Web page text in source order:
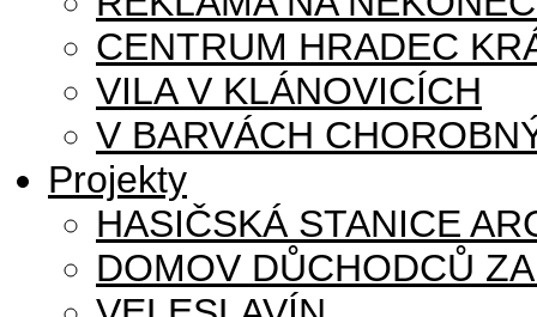
CENTRUM HRADEC
VILA V KLÁNOVICÍCH
V BARVÁCH
Projekty
HASIČSKÁ STANICE
DOMOV DŮCHODCŮ